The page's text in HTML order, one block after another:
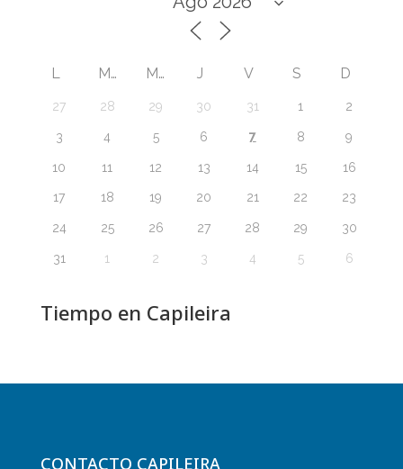
L M M J V S D
27 28 29 30 31 1 2
3 4 5 6 7 8 9
10 11 12 13 14 15 16
17 18 19 20 21 22 23
24 25 26 27 28 29 30
31 1 2 3 4 5 6
Tiempo en Capileira
CONTACTO CAPILEIRA